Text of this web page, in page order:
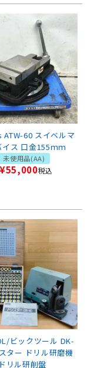
ATW-60 スイベルマ
イス 口金155ｍｍ
未使用品(AA)
¥55,000税込
ビックツール DK-
ター ドリル研磨機
ドリル研削盤